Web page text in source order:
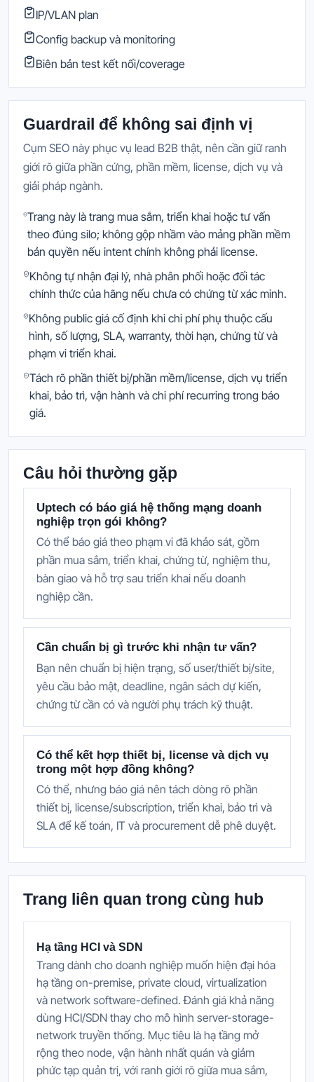
IP/VLAN plan
Config backup và monitoring
Biên bản test kết nối/coverage
Guardrail để không sai định vị
Cụm SEO này phục vụ lead B2B thật, nên cần giữ ranh
giới rõ giữa phần cứng, phần mềm, license, dịch vụ và
giải pháp ngành.
Trang này là trang mua sắm, triển khai hoặc tư vấn
theo đúng silo; không gộp nhầm vào mảng phần mềm
bản quyền nếu intent chính không phải license.
Không tự nhận đại lý, nhà phân phối hoặc đối tác
chính thức của hãng nếu chưa có chứng từ xác minh.
Không public giá cố định khi chi phí phụ thuộc cấu
hình, số lượng, SLA, warranty, thời hạn, chứng từ và
phạm vi triển khai.
Tách rõ phần thiết bị/phần mềm/license, dịch vụ triển
khai, bảo trì, vận hành và chi phí recurring trong báo
giá.
Câu hỏi thường gặp
Uptech có báo giá hệ thống mạng doanh
nghiệp trọn gói không?
Có thể báo giá theo phạm vi đã khảo sát, gồm
phần mua sắm, triển khai, chứng từ, nghiệm thu,
bàn giao và hỗ trợ sau triển khai nếu doanh
nghiệp cần.
Cần chuẩn bị gì trước khi nhận tư vấn?
Bạn nên chuẩn bị hiện trạng, số user/thiết bị/site,
yêu cầu bảo mật, deadline, ngân sách dự kiến,
chứng từ cần có và người phụ trách kỹ thuật.
Có thể kết hợp thiết bị, license và dịch vụ
trong một hợp đồng không?
Có thể, nhưng báo giá nên tách dòng rõ phần
thiết bị, license/subscription, triển khai, bảo trì và
SLA để kế toán, IT và procurement dễ phê duyệt.
Trang liên quan trong cùng hub
Hạ tầng HCI và SDN
Trang dành cho doanh nghiệp muốn hiện đại hóa
hạ tầng on-premise, private cloud, virtualization
và network software-defined. Đánh giá khả năng
dùng HCI/SDN thay cho mô hình server-storage-
network truyền thống. Mục tiêu là hạ tầng mở
rộng theo node, vận hành nhất quán và giảm
phức tạp quản trị, với ranh giới rõ giữa mua sắm,